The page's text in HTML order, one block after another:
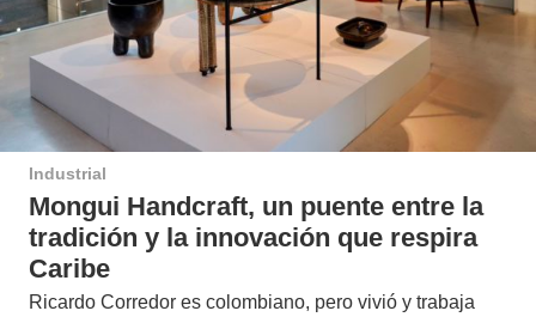
Industrial
Mongui Handcraft, un puente entre la
tradición y la innovación que respira
Caribe
Ricardo Corredor es colombiano, pero vivió y trabaja